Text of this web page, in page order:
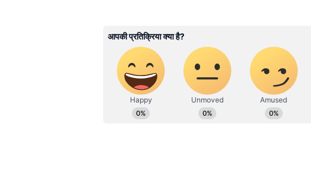
2 जून को रिलीज होगी विक्की कौशल की फिल्म
आपको बता दें कि विक्की कौशल और सारा अली
जून को रिलीज हो रही है। फिल्म के डायरेक्टर
है। बता दें कि इस फिल्म की ज्यादातर शूटिंग
तलाक को लेकर है। फिल्म के कॉमेडी फैमिली ड्रामा
न्यूज हिंदी में कार्यरत हैं, यहां पर मनोरंजन बीट पर
दैनिक अग्निबाण, नवभारत समाचार पत्र, दैनिक भास्कर
भास्कर डिजीटल में काम कर चुकी हैं। कला और संस्कृति के